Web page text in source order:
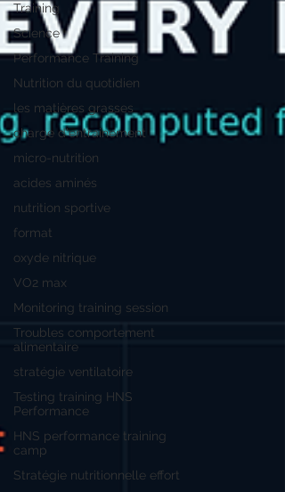
Training
Science
Performance Training
Nutrition du quotidien
les matières grasses
charge d'entrainement
micro-nutrition
acides aminés
nutrition sportive
format
oxyde nitrique
VO2 max
Monitoring training session
Troubles comportement
alimentaire
stratégie ventilatoire
Testing training HNS
Performance
HNS performance training
camp
Stratégie nutritionnelle effort